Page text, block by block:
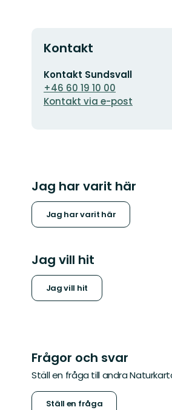
Kontakt
E-
postadress
Kontakt Sundsvall
+46 60 19 10 00
Kontakt via e-post
Jag har varit här
Jag har varit här
Jag vill hit
Jag vill hit
Frågor och svar
Ställ en fråga till andra
Ställ en fråga